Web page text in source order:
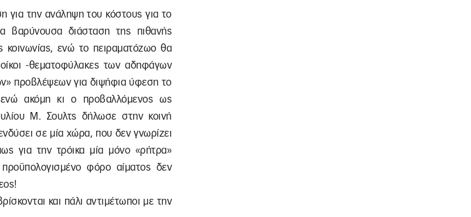
για την ανάληψη του κόστους για το
βαρύνουσα διάσταση της πιθανής
κοινωνίας, ενώ το πειραματόζωο θα
οίκοι -θεματοφύλακες των αδηφάγων
προβλέψεων για διψήφια ύφεση το
ακόμη κι ο προβαλλόμενος ως
Μ. Σουλτς δήλωσε στην κοινή
σε μία χώρα, που δεν γνωρίζει
για την τρόικα μία μόνο «ρήτρα»
φόρο αίματος δεν
και πάλι αντιμέτωποι με την